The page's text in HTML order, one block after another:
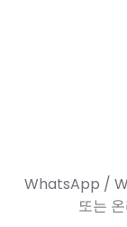
WhatsApp /
또는